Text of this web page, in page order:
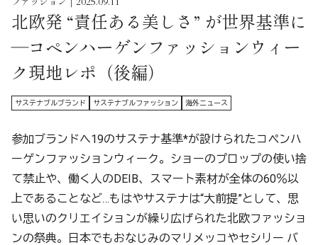
北欧発 “責任ある美しさ” が世界基準に
―コペンハーゲンファッションウィー
ク現地レポ（後編）
サステナブルブランド サステナブルファッション 海外ニュース
参加ブランドへ19のサステナ基準*が設けられたコペンハ
ーゲンファッションウィーク。ショーのプロップの使い捨
て禁止や、働く人のDEIB、スマート素材が全体の60％以
上であることなど…もはやサステナは“大前提”として、思
い思いのクリエイションが繰り広げられた北欧ファッショ
ンの祭典。日本でもおなじみのマリメッコやセシリー バ